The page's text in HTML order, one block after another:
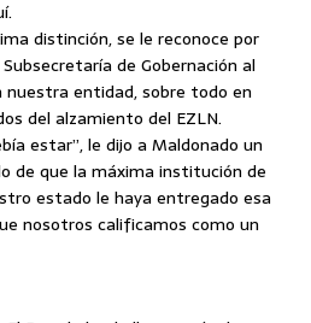
distinción, se le reconoce por
de Gobernación al
nuestra entidad, sobre todo en
del alzamiento del EZLN.
estar”, le dijo a Maldonado un
de que la máxima institución de
estado le haya entregado esa
nosotros calificamos como un